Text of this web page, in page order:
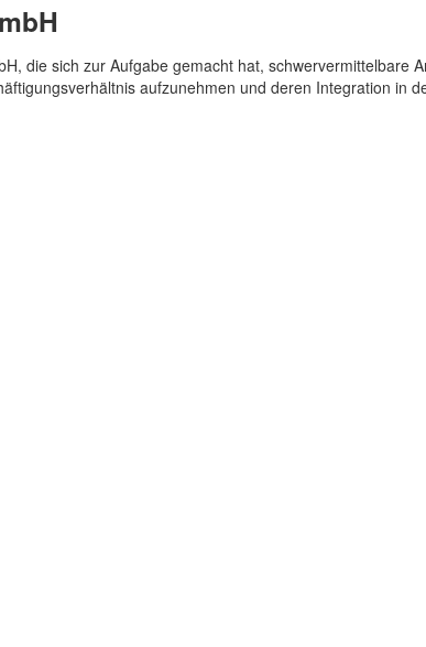
die sich zur Aufgabe gemacht hat, schwer­vermittelbare
aufzunehmen und deren Integration in